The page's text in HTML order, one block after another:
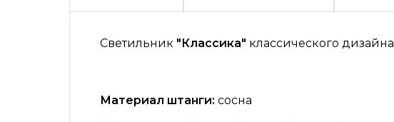
Светильник "Классика" классического дизайна
Материал штанги: сосна